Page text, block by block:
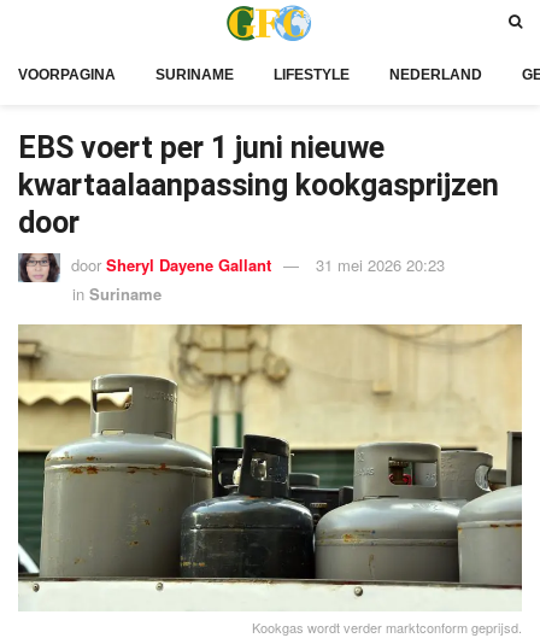
VOORPAGINA SURINAME LIFESTYLE NEDERLAND
EBS voert per 1 juni nieuwe
kwartaalaanpassing kookgasprijzen
door
door Sheryl Dayene Gallant
31 mei 2026 20:23
in Suriname
Kookgas wordt verder marktconform geprijsd.